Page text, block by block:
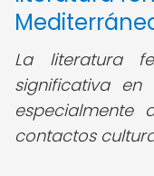
La literatura
significativa en
contactos